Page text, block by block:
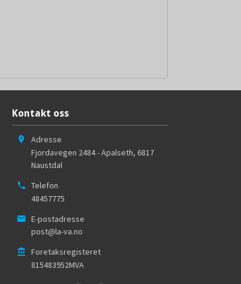
Kontakt oss
Adresse
Fjordavegen 2484 - Apalseth, 6817
Naustdal
Telefon
48457775
E-postadresse
post@la-va.no
Foretaksregisteret
815483952MVA